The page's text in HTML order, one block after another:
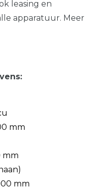
leasing en
apparatuur. Meer
mm
mm
mm